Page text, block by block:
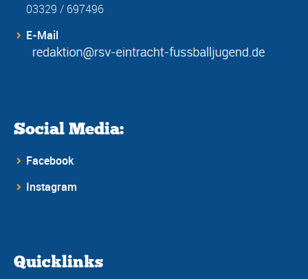
03329 / 697496
E-Mail
Social Media:
Facebook
Instagram
Quicklinks